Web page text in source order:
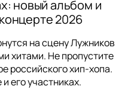
новый альбом и
2026
на сцену Лужников
хитами. Не пропустите
российского хип-хопа.
его участниках.